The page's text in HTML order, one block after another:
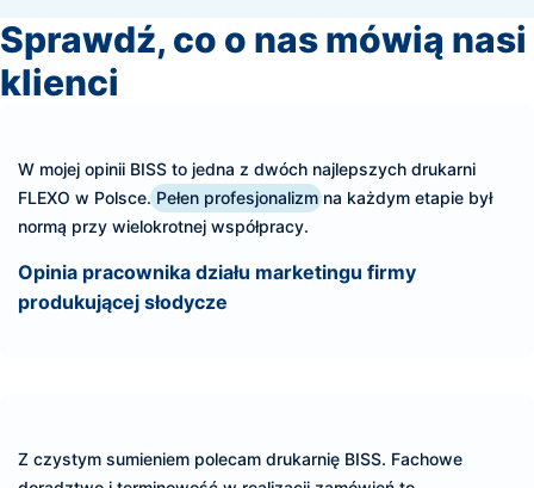
Sprawdź, co o nas mówią nasi
klienci
W mojej opinii BISS to jedna z dwóch najlepszych drukarni
FLEXO w Polsce. Pełen profesjonalizmna każdym etapie był
normą przy wielokrotnej współpracy.
Opinia pracownika działu marketingu firmy
produkującej słodycze
Z czystym sumieniem polecam drukarnię BISS. Fachowe